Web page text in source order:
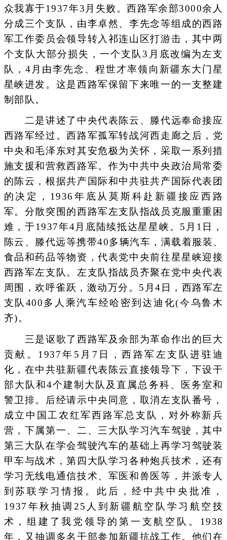
众我寡于1937年3月失败。西路军余部3000余人
分成三个支队，由李卓然、李先念等组成的西路
军工作委员会领导转入祁连山区打游击，其中两
个支队大部分损失，一个支队3月底改编为左支
队，4月由李先念、程世才率领向新疆东大门星
星峡进发。这是西路军保留下来唯一的一支整建
制部队。
二是讲述了中央代表陈云、滕代远奉命接应
西路军经过。西路军孤军转战河西走廊之后，党
中央和毛泽东对其安危极为关怀，采取一系列措
施支援和营救西路军。作为中共中央政治局常委
的陈云，根据共产国际和中共驻共产国际代表团
的决定，1936年底从莫斯科赴新疆接应西路
军。分散突围的西路军左支队指战员克服重重困
难，于1937年4月底陆续抵达星星峡。5月1日，
陈云、滕代远等携带40多辆汽车，满载着服装、
食品和药品等物资，代表党中央前往星星峡迎接
西路军左支队。左支队指战员齐聚在党中央代表
周围，欢呼雀跃，激动万分。5月4日，西路军左
支队400多人乘汽车经哈密到达迪化(今乌鲁木
齐)。
三是讴歌了西路军及余部为革命作出的巨大
贡献。1937年5月7日，西路军左支队进驻迪
化，在中共驻新疆代表陈云直接领导下，下设干
部大队和4个建制大队及直属总务科、医务室和
警卫排。后经请示中央同意，取消左支队番号，
成立中国工农红军西路军总支队，对外称新兵
营，下属第一、二、三大队学习汽车驾驶，其中
第三大队在学会驾驶汽车的基础上再学习驾驶装
甲车与战术，第四大队学习各种炮兵技术，还有
学习无线电通信技术、军医和兽医等，并派专人
到苏联学习情报。此后，经中共中央批准，
1937年秋抽调25人到新疆航空队学习航空技
术，组建了我党领导的第一支航空队。1938
年，又抽调多名干部参加新疆抗战工作。他们在